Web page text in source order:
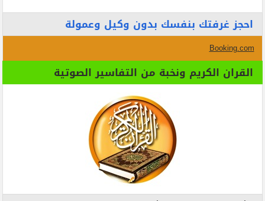
احجز غرفتك بنفسك بدون وكيل وعمولة
Booking.com
القران الكريم ونخبة من التفاسير الصوتية